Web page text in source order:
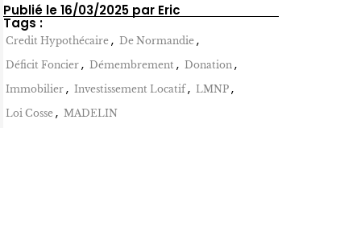
Publié le 16/03/2025 par Eric
Tags :
Credit Hypothécaire , De Normandie ,
Déficit Foncier , Démembrement , Donation ,
Immobilier , Investissement Locatif , LMNP ,
Loi Cosse , MADELIN